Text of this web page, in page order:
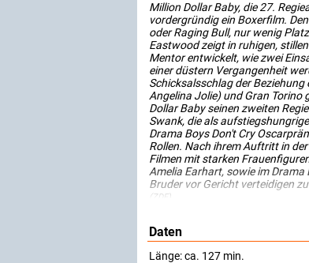
Million Dollar Baby, die 27.
vordergründig ein Boxerfilm.
oder Raging Bull, nur wenig
Eastwood zeigt in ruhigen,
Mentor entwickelt, wie zwei
einer düstern Vergangenheit
Schicksalsschlag der
Angelina Jolie) und Gran Torino
Dollar Baby seinen zweiten
Swank, die als
Drama Boys Don't Cry
Rollen. Nach ihrem Auftritt in
Filmen mit starken
Amelia Earhart, sowie im
Bruder vor Gericht verteidigen
(ZDF)
Daten
Länge: ca. 127 min.